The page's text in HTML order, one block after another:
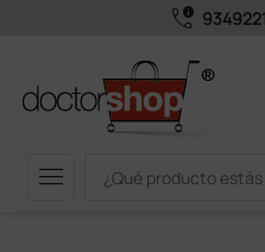
call_quality
menu